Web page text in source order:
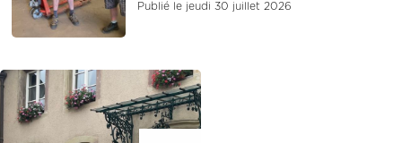
Publié le jeudi 30 juillet 2026